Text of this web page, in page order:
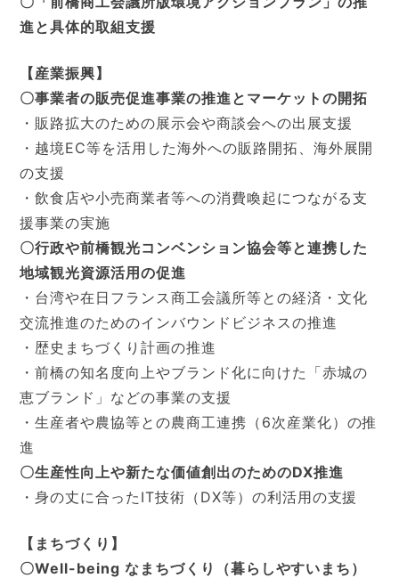
進と具体的取組支援
【産業振興】
〇事業者の販売促進事業の推進とマーケットの開拓
・販路拡大のための展示会や商談会への出展支援
・越境EC等を活用した海外への販路開拓、海外展開
の支援
・飲食店や小売商業者等への消費喚起につながる支
援事業の実施
〇行政や前橋観光コンベンション協会等と連携した
地域観光資源活用の促進
・台湾や在日フランス商工会議所等との経済・文化
交流推進のためのインバウンドビジネスの推進
・歴史まちづくり計画の推進
・前橋の知名度向上やブランド化に向けた「赤城の
恵ブランド」などの事業の支援
・生産者や農協等との農商工連携（6次産業化）の推
進
〇生産性向上や新たな価値創出のためのDX推進
・身の丈に合ったIT技術（DX等）の利活用の支援
【まちづくり】
〇Well-being なまちづくり（暮らしやすいまち）